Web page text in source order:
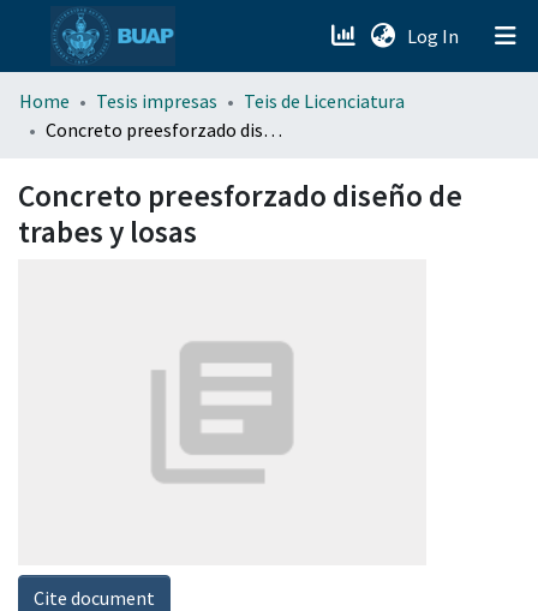
Log In (current)
menu.section.about_menu
Home Tesis impresas
Teis de Licenciatura
Concreto preesforzado diseño de trabes y losas
Concreto preesforzado diseño de
trabes y losas
Cite document